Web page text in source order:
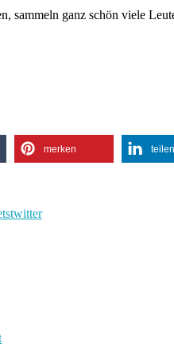
sammeln ganz schön viele
merken teilen
twitter